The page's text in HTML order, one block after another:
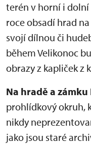
terén v horní i
roce obsadí hrad
svojí dílnou či
během Velikonoc
obrazy z kapliček z
Na hradě a
prohlídkový okruh,
nikdy
jako jsou staré